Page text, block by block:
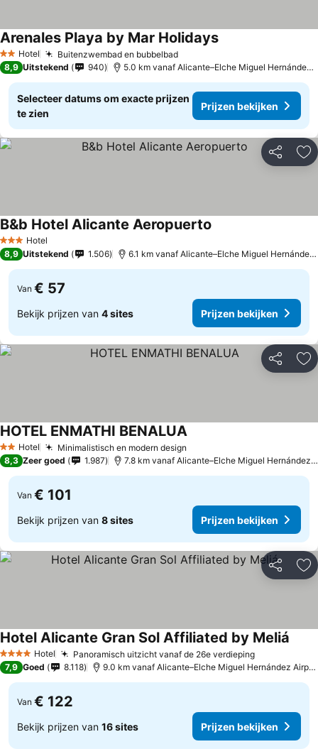
2 Sterren
Hotel Buitenzwembad en bubbelbad
Arenales Playa by Mar Holidays
8,9 Uitstekend 940 5.0 km vanaf Alicante–Elche Miguel Hernández Airport
Selecteer datums om exacte prijzen
te zien
Prijzen bekijken
Delen
3 SterrenHotel
B&b Hotel Alicante Aeropuerto
8,9 Uitstekend 1.506 6.1 km vanaf Alicante–Elche Miguel Hernández Airport
Van € 57
Bekijk prijzen van 4 sites Prijzen bekijken
Delen
2 Sterren
Hotel Minimalistisch en modern design
HOTEL ENMATHI BENALUA
8,3 Zeer goed 1.987 7.8 km vanaf Alicante–Elche Miguel Hernández Airport
Van € 101
Bekijk prijzen van 8 sites Prijzen bekijken
Delen
4 SterrenHotel Panoramisch uitzicht vanaf de 26e verdieping
Hotel Alicante Gran Sol Affiliated by Meliá
7,9 Goed 8.118 9.0 km vanaf Alicante–Elche Miguel Hernández Airport
Van € 122
Bekijk prijzen van 16 sites Prijzen bekijken